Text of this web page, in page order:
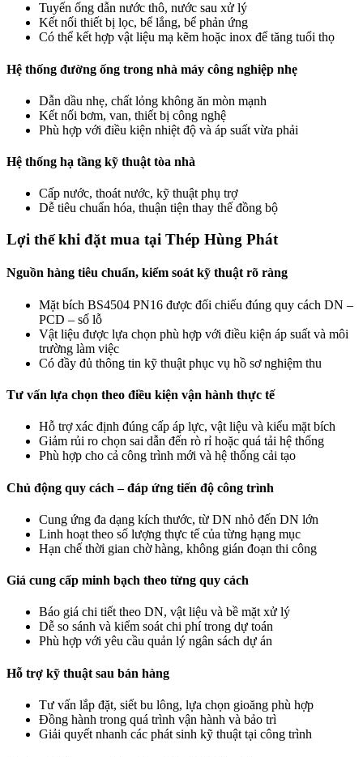
Tuyến ống dẫn nước thô, nước sau xử lý
Kết nối thiết bị lọc, bể lắng, bể phản ứng
Có thể kết hợp vật liệu mạ kẽm hoặc inox để tăng tuổi thọ
Hệ thống đường ống trong nhà máy công nghiệp nhẹ
Dẫn dầu nhẹ, chất lỏng không ăn mòn mạnh
Kết nối bơm, van, thiết bị công nghệ
Phù hợp với điều kiện nhiệt độ và áp suất vừa phải
Hệ thống hạ tầng kỹ thuật tòa nhà
Cấp nước, thoát nước, kỹ thuật phụ trợ
Dễ tiêu chuẩn hóa, thuận tiện thay thế đồng bộ
Lợi thế khi đặt mua tại Thép Hùng Phát
Nguồn hàng tiêu chuẩn, kiểm soát kỹ thuật rõ ràng
Mặt bích BS4504 PN16 được đối chiếu đúng quy cách DN –
PCD – số lỗ
Vật liệu được lựa chọn phù hợp với điều kiện áp suất và môi
trường làm việc
Có đầy đủ thông tin kỹ thuật phục vụ hồ sơ nghiệm thu
Tư vấn lựa chọn theo điều kiện vận hành thực tế
Hỗ trợ xác định đúng cấp áp lực, vật liệu và kiểu mặt bích
Giảm rủi ro chọn sai dẫn đến rò rỉ hoặc quá tải hệ thống
Phù hợp cho cả công trình mới và hệ thống cải tạo
Chủ động quy cách – đáp ứng tiến độ công trình
Cung ứng đa dạng kích thước, từ DN nhỏ đến DN lớn
Linh hoạt theo số lượng thực tế của từng hạng mục
Hạn chế thời gian chờ hàng, không gián đoạn thi công
Giá cung cấp minh bạch theo từng quy cách
Báo giá chi tiết theo DN, vật liệu và bề mặt xử lý
Dễ so sánh và kiểm soát chi phí trong dự toán
Phù hợp với yêu cầu quản lý ngân sách dự án
Hỗ trợ kỹ thuật sau bán hàng
Tư vấn lắp đặt, siết bu lông, lựa chọn gioăng phù hợp
Đồng hành trong quá trình vận hành và bảo trì
Giải quyết nhanh các phát sinh kỹ thuật tại công trình